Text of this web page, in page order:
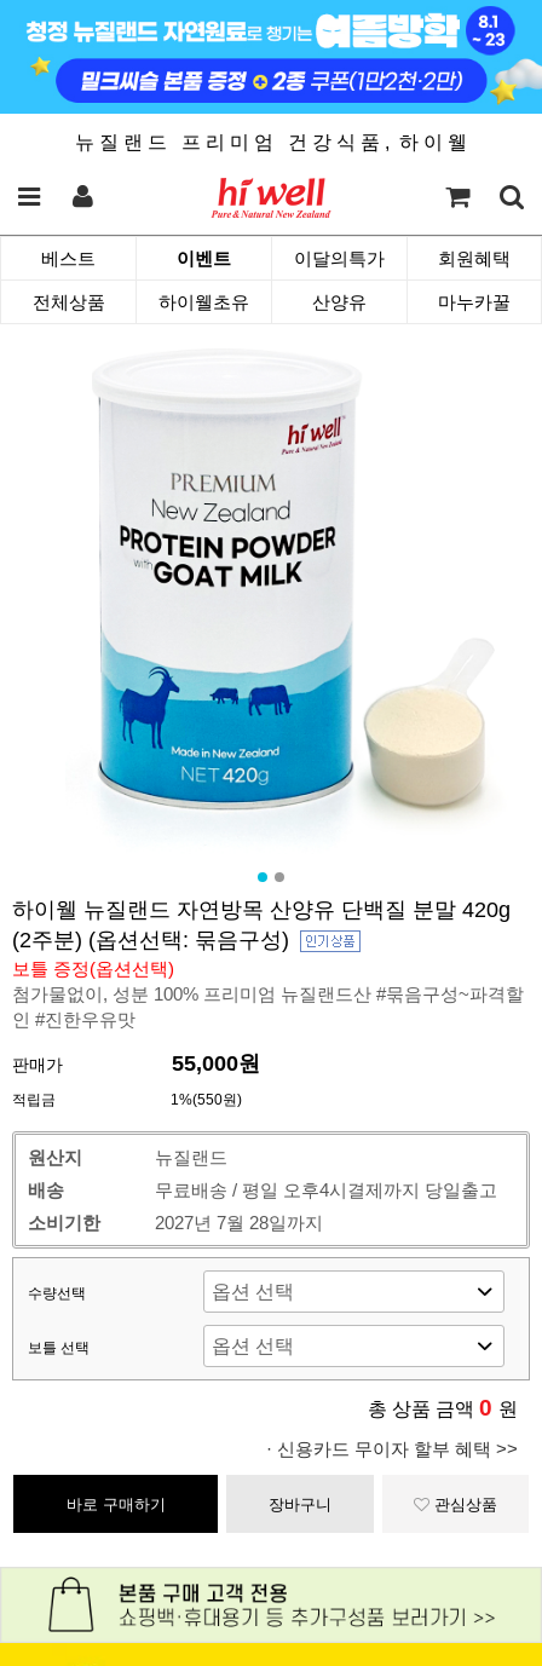
뉴 질 랜 드 프 리 미 엄 건 강 식 품 , 하 이 웰
베스트 이벤트 이달의특가 회원혜택
전체상품 하이웰초유 산양유 마누카꿀
하이웰 뉴질랜드 자연방목 산양유 단백질 분말 420g
(2주분) (옵션선택: 묶음구성)
보틀 증정(옵션선택)
첨가물없이, 성분 100% 프리미엄 뉴질랜드산 #묶음구성~파격할
인 #진한우유맛
판매가 55,000원
적립금 1%(550원)
원산지
뉴질랜드
배송
무료배송 / 평일 오후4시결제까지 당일출고
소비기한
2027년 7월 28일까지
수량선택
보틀 선택
총 상품 금액 0 원
· 신용카드 무이자 할부 혜택 >>
바로 구매하기 장바구니 관심상품